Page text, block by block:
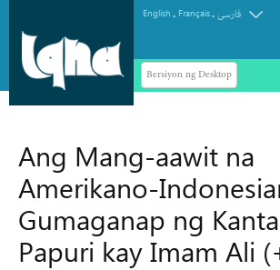
English . Français.فارسی
Bersiyon ng Desktop
Ang Mang-aawit na
Amerikano-
Gumaganap ng
Papuri kay Imam Ali